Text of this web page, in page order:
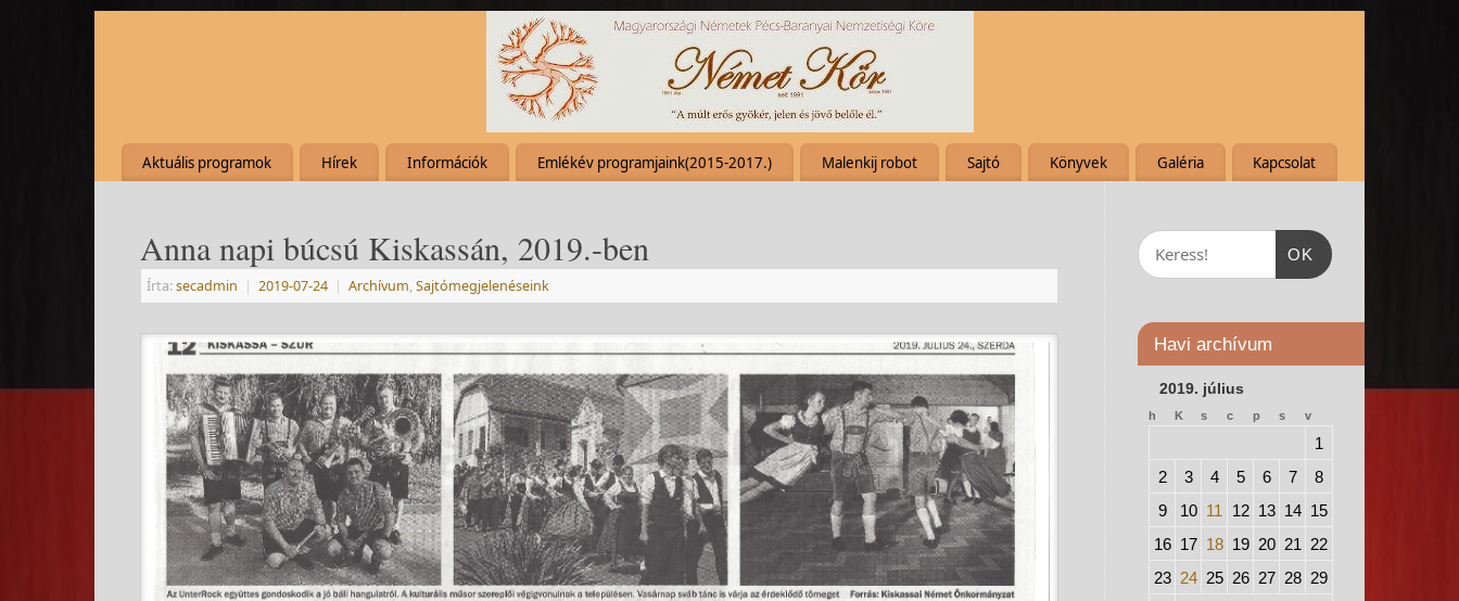
Aktuális programok Hírek Információk Emlékév programjaink(2015-2017.) Malenkij robot Sajtó Könyvek Galéria Kapcsolat
Anna napi búcsú Kiskassán, 2019.-ben
Írta:secadmin | 2019-07-24 | Archívum, Sajtómegjelenéseink
OK
Havi archívum
2019. július
h K s c p s v
1
2
3 4 5 6 7
8
9
10 11 12 13 14 15
16 17 18 19 20 21 22
23 24 25 26 27 28 29